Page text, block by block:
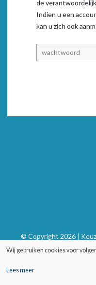
de
Indien u een
kan u zich ook
© Copyright 2026 |
Wij gebruiken cookies voor
Lees meer